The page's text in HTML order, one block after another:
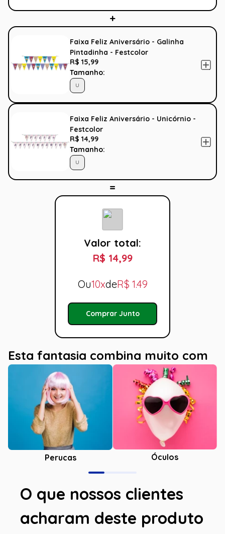
Faixa Feliz Aniversário - Galinha
Pintadinha - Festcolor
R$ 15,99
Tamanho:
U
Faixa Feliz Aniversário - Unicórnio -
Festcolor
R$ 14,99
Tamanho:
U
Valor total:
R$ 14,99
Ou10xdeR$ 1.49
Comprar Junto
Esta fantasia combina muito com
Perucas Óculos
O que nossos clientes
acharam deste produto